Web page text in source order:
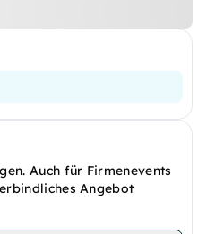
Auch für Firmenevents
Angebot